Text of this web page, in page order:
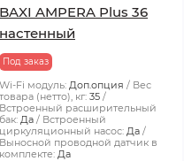
BAXI AMPERA Plus 36
настенный
Под заказ
Wi-Fi модуль: Доп.опция
Вес
товара (нетто), кг: 35
Встроенный расширительный
бак: Да
Встроенный
циркуляционный насос: Да
Выносной проводной датчик в
комплекте: Да